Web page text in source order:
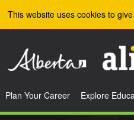
This website uses cookies to
Plan Your Career Explore